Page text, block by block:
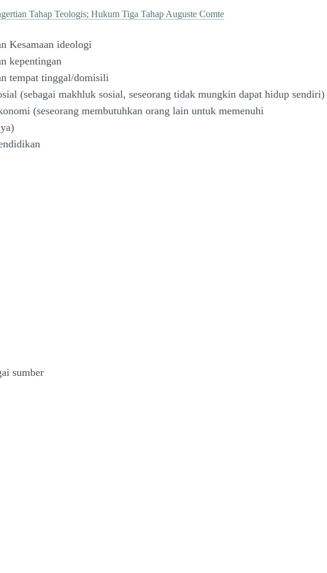
Tahap Teologis; Hukum Tiga Tahap Auguste Comte
Kesamaan ideologi
kepentingan
tempat tinggal/domisili
(sebagai makhluk sosial, seseorang tidak mungkin dapat hidup sendiri)
(seseorang membutuhkan orang lain untuk memenuhi
sumber